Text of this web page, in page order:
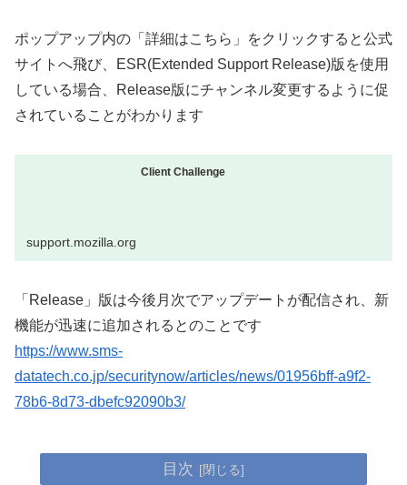
ポップアップ内の「詳細はこちら」をクリックすると公式
サイトへ飛び、ESR(Extended Support Release)版を使用
している場合、Release版にチャンネル変更するように促
されていることがわかります
Client Challenge
support.mozilla.org
「Release」版は今後月次でアップデートが配信され、新
機能が迅速に追加されるとのことです
https://www.sms-
datatech.co.jp/securitynow/articles/news/01956bff-a9f2-
78b6-8d73-dbefc92090b3/
目次